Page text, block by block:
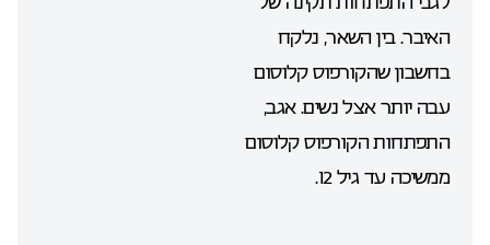
האיבר. בין השאר, נלקח
בחשבון שהקורפוס קלוסום
עבה יותר אצל נשים. אגב,
התפתחות הקורפוס קלוסום
ממשיכה עד גיל 12.